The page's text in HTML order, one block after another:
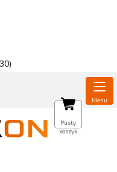
KOSZYK
Pusty
koszyk